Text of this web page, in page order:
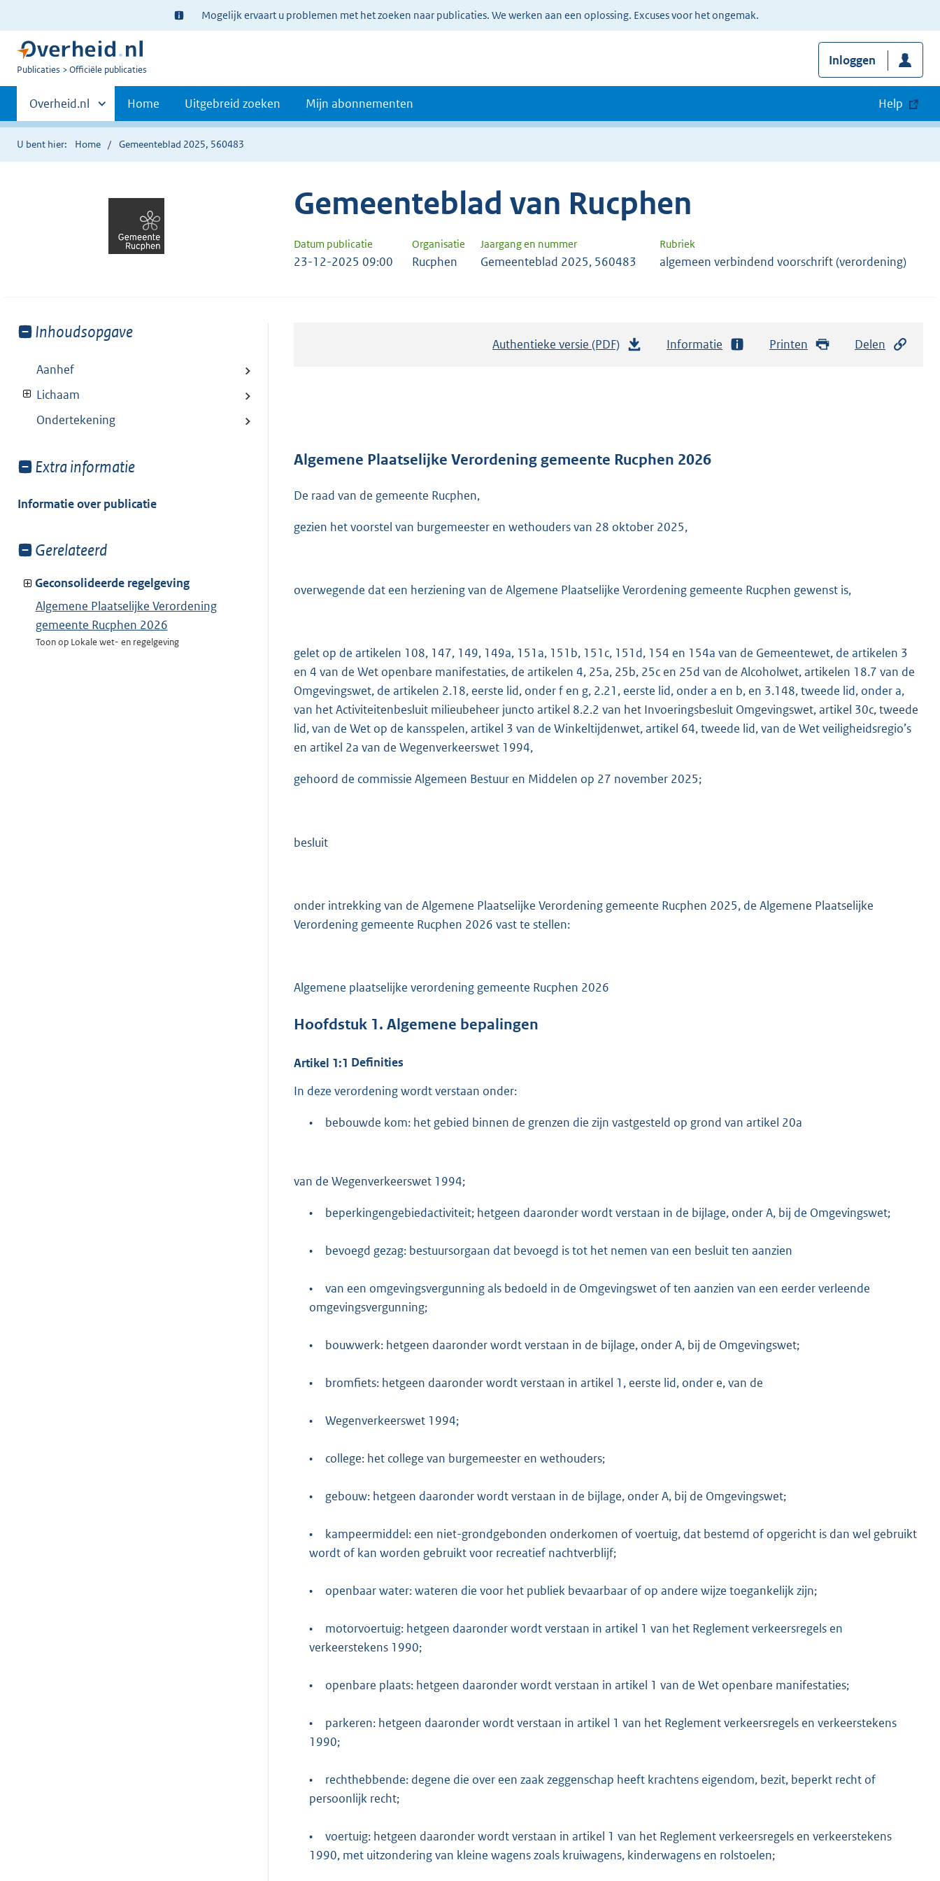
Ter
informatie:
Mogelijk ervaart u problemen met het zoeken naar publicaties. We werken aan een oplossing. Excuses voor het ongemak.
U
Publicaties Officiële publicaties
Inloggen
Primaire
navigatie
Andere
sites
binnen
Overheid.nl Home Uitgebreid zoeken Mijn abonnementen Help
U bent hier: Home Gemeenteblad 2025, 560483
Gemeenteblad van Rucphen
Datum publicatie Organisatie Jaargang en nummer Rubriek
23-12-2025 09:00 Rucphen Gemeenteblad 2025, 560483 algemeen verbindend voorschrift (verordening)
Toon
van:
Inhoudsopgave
Aanhef
Lichaam
Ondertekening
Toon
van:
Extra informatie
Informatie over publicatie
Toon
van:
Gerelateerd
Geconsolideerde regelgeving
Algemene Plaatselijke Verordening
gemeente Rucphen 2026
Toon op Lokale wet- en regelgeving
Authentieke versie (PDF)
d
o
t
1
,
M
Informatie Printen Delen
Algemene Plaatselijke Verordening gemeente Rucphen 2026
De raad van de gemeente Rucphen,
gezien het voorstel van burgemeester en wethouders van 28 oktober 2025,
overwegende dat een herziening van de Algemene Plaatselijke Verordening gemeente Rucphen gewenst is,
gelet op de artikelen 108, 147, 149, 149a, 151a, 151b, 151c, 151d, 154 en 154a van de Gemeentewet, de artikelen 3
en 4 van de Wet openbare manifestaties, de artikelen 4, 25a, 25b, 25c en 25d van de Alcoholwet, artikelen 18.7 van de
Omgevingswet, de artikelen 2.18, eerste lid, onder f en g, 2.21, eerste lid, onder a en b, en 3.148, tweede lid, onder a,
van het Activiteitenbesluit milieubeheer juncto artikel 8.2.2 van het Invoeringsbesluit Omgevingswet, artikel 30c, tweede
lid, van de Wet op de kansspelen, artikel 3 van de Winkeltijdenwet, artikel 64, tweede lid, van de Wet veiligheidsregio’s
en artikel 2a van de Wegenverkeerswet 1994,
gehoord de commissie Algemeen Bestuur en Middelen op 27 november 2025;
besluit
onder intrekking van de Algemene Plaatselijke Verordening gemeente Rucphen 2025, de Algemene Plaatselijke
Verordening gemeente Rucphen 2026 vast te stellen:
Algemene plaatselijke verordening gemeente Rucphen 2026
Hoofdstuk 1. Algemene bepalingen
Artikel 1:1 Definities
In deze verordening wordt verstaan onder:
• bebouwde kom: het gebied binnen de grenzen die zijn vastgesteld op grond van artikel 20a
van de Wegenverkeerswet 1994;
• beperkingengebiedactiviteit; hetgeen daaronder wordt verstaan in de bijlage, onder A, bij de Omgevingswet;
• bevoegd gezag: bestuursorgaan dat bevoegd is tot het nemen van een besluit ten aanzien
•
van een omgevingsvergunning als bedoeld in de Omgevingswet of ten aanzien van een eerder verleende
omgevingsvergunning;
• bouwwerk: hetgeen daaronder wordt verstaan in de bijlage, onder A, bij de Omgevingswet;
• bromfiets: hetgeen daaronder wordt verstaan in artikel 1, eerste lid, onder e, van de
• Wegenverkeerswet 1994;
• college: het college van burgemeester en wethouders;
• gebouw: hetgeen daaronder wordt verstaan in de bijlage, onder A, bij de Omgevingswet;
•
kampeermiddel: een niet-grondgebonden onderkomen of voertuig, dat bestemd of opgericht is dan wel gebruikt
wordt of kan worden gebruikt voor recreatief nachtverblijf;
• openbaar water: wateren die voor het publiek bevaarbaar of op andere wijze toegankelijk zijn;
•
motorvoertuig: hetgeen daaronder wordt verstaan in artikel 1 van het Reglement verkeersregels en
verkeerstekens 1990;
• openbare plaats: hetgeen daaronder wordt verstaan in artikel 1 van de Wet openbare manifestaties;
•
parkeren: hetgeen daaronder wordt verstaan in artikel 1 van het Reglement verkeersregels en verkeerstekens
1990;
•
rechthebbende: degene die over een zaak zeggenschap heeft krachtens eigendom, bezit, beperkt recht of
persoonlijk recht;
•
voertuig: hetgeen daaronder wordt verstaan in artikel 1 van het Reglement verkeersregels en verkeerstekens
1990, met uitzondering van kleine wagens zoals kruiwagens, kinderwagens en rolstoelen;